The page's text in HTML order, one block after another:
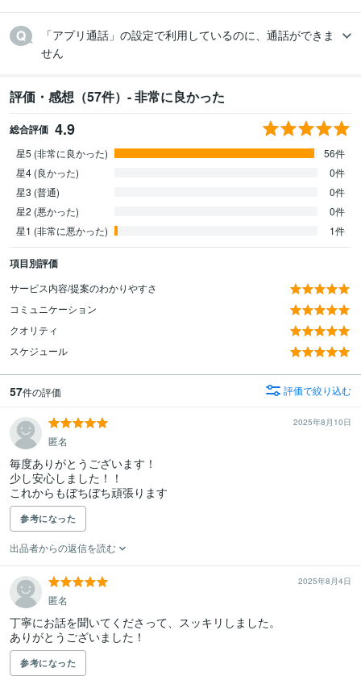
「アプリ通話」の設定で利用しているのに、通話ができま
せん
評価・感想（57件）- 非常に良かった
総合評価 4.9
星5 (非常に良かった)
56件
星4 (良かった)
0件
星3 (普通)
0件
星2 (悪かった)
0件
星1 (非常に悪かった)
1件
項目別評価
サービス内容/提案のわかりやすさ
コミュニケーション
クオリティ
スケジュール
57件の評価 評価で絞り込む
2025年8月10日
匿名
毎度ありがとうございます！
少し安心しました！！
これからもぼちぼち頑張ります
参考になった
出品者からの返信を読む
2025年8月4日
匿名
丁寧にお話を聞いてくださって、スッキリしました。
ありがとうございました！
参考になった